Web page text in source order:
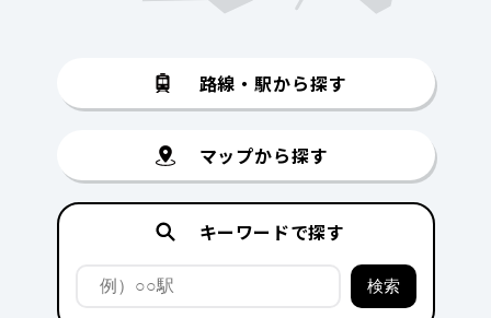
路線・駅から探す
マップから探す
キーワードで探す